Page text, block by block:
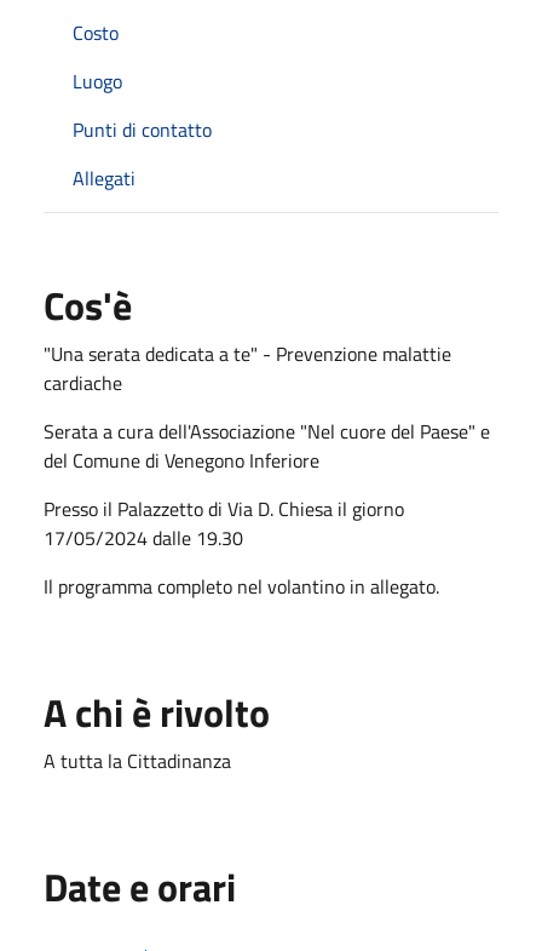
Costo
Luogo
Punti di contatto
Allegati
Cos'è
"Una serata dedicata a te" - Prevenzione malattie
cardiache
Serata a cura dell'Associazione "Nel cuore del Paese" e
del Comune di Venegono Inferiore
Presso il Palazzetto di Via D. Chiesa il giorno
17/05/2024 dalle 19.30
Il programma completo nel volantino in allegato.
A chi è rivolto
A tutta la Cittadinanza
Date e orari